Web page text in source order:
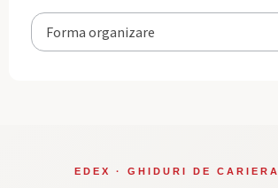
Forma organizare
EDEX · GHIDURI DE CARIERA